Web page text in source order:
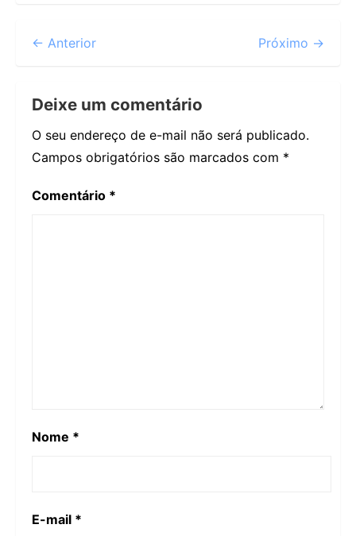
← Anterior Próximo →
Deixe um comentário
O seu endereço de e-mail não será publicado.
Campos obrigatórios são marcados com *
Comentário *
Nome *
E-mail *